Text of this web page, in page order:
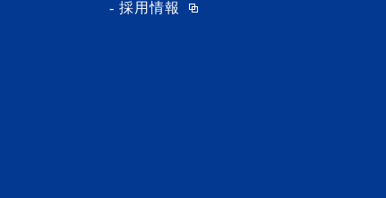
・2023年4月(4記事)
採用情報